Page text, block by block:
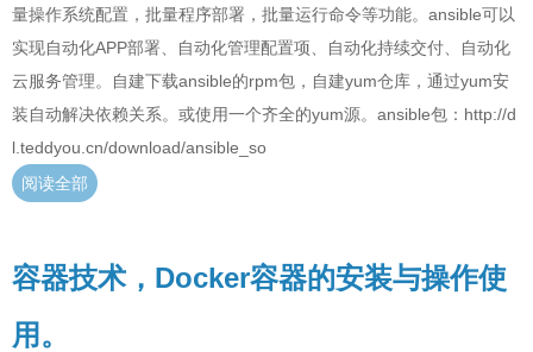
量操作系统配置，批量程序部署，批量运行命令等功能。ansible可以
实现自动化APP部署、自动化管理配置项、自动化持续交付、自动化
云服务管理。自建下载ansible的rpm包，自建yum仓库，通过yum安
装自动解决依赖关系。或使用一个齐全的yum源。ansible包：http://d
l.teddyou.cn/download/ansible_so
阅读全部
容器技术，Docker容器的安装与操作使
用。